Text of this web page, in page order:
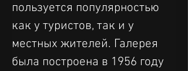
пользуется популярностью
как у туристов, так и у
местных жителей. Галерея
была построена в 1956 году